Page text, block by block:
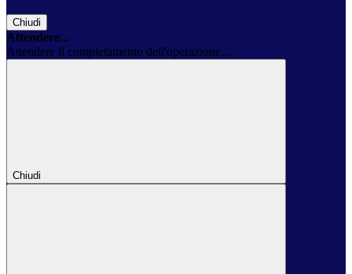
Chiudi
Attendere...
Attendere il completamento dell'operazione...
Chiudi